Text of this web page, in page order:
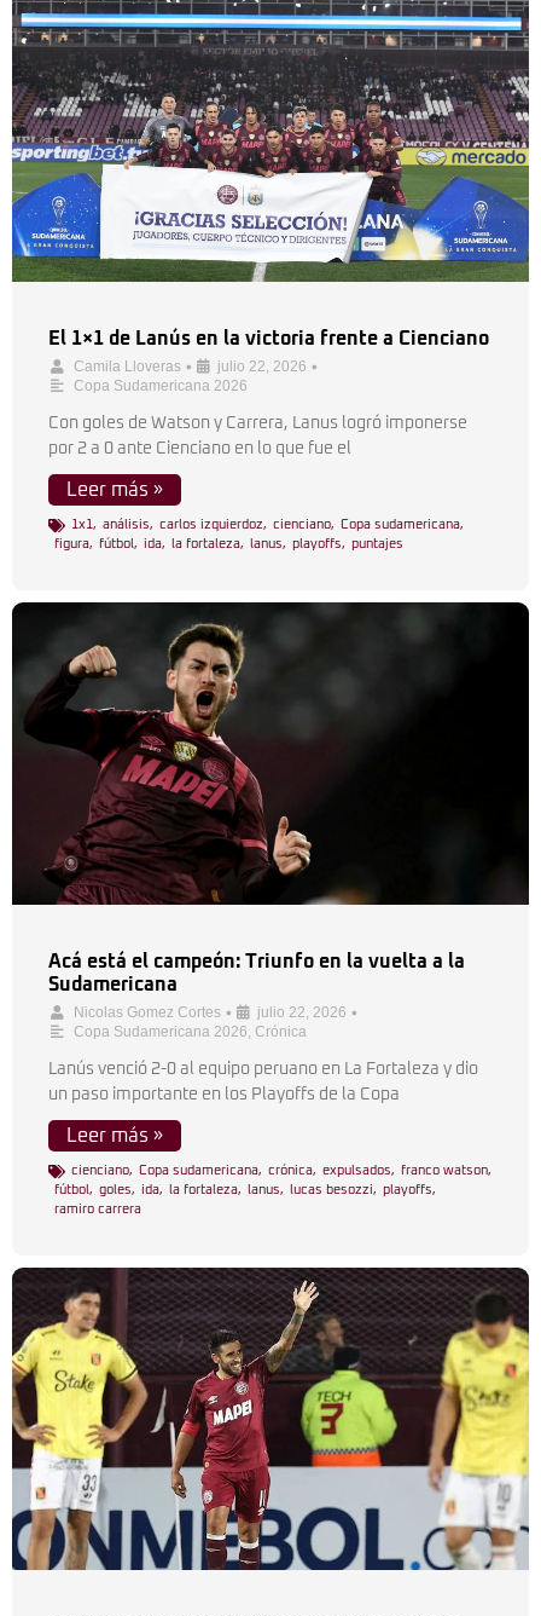
El 1×1 de Lanús en la victoria frente a Cienciano
Camila Lloveras • julio 22, 2026 •
Copa Sudamericana 2026
Con goles de Watson y Carrera, Lanus logró imponerse
por 2 a 0 ante Cienciano en lo que fue el
Leer más »
1x1 , análisis, carlos izquierdoz, cienciano, Copa sudamericana,
figura, fútbol , ida, la fortaleza, lanus, playoffs, puntajes
Acá está el campeón: Triunfo en la vuelta a la
Sudamericana
Nicolas Gomez Cortes • julio 22, 2026 •
Copa Sudamericana 2026, Crónica
Lanús venció 2-0 al equipo peruano en La Fortaleza y dio
un paso importante en los Playoffs de la Copa
Leer más »
cienciano, Copa sudamericana, crónica, expulsados, franco watson,
fútbol , goles, ida, la fortaleza, lanus, lucas besozzi, playoffs,
ramiro carrera